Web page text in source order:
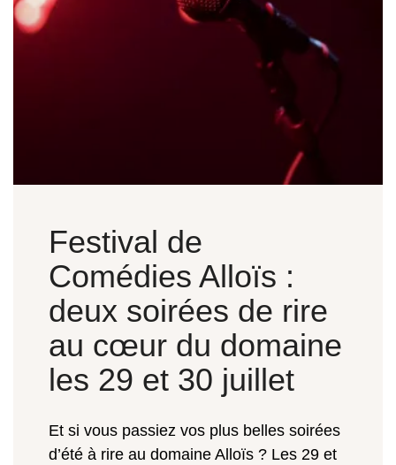
Festival de
Comédies Alloïs :
deux soirées de rire
au cœur du domaine
les 29 et 30 juillet
Et si vous passiez vos plus belles soirées
d’été à rire au domaine Alloïs ? Les 29 et